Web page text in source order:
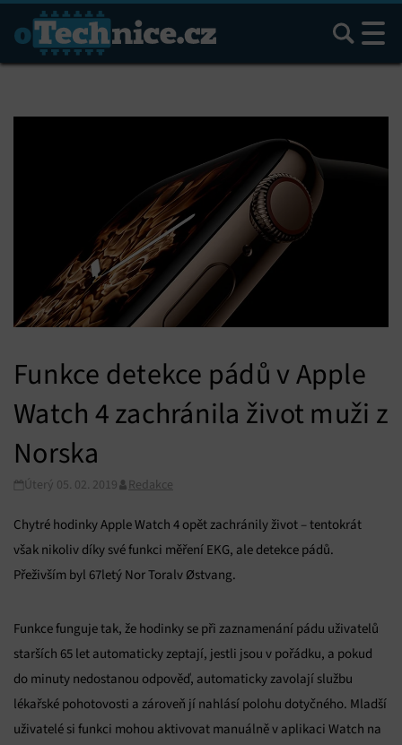
Hledat
Funkce detekce pádů v Apple
Watch 4 zachránila život muži z
Norska
Úterý 05. 02. 2019 Redakce
Chytré hodinky Apple Watch 4 opět zachránily život – tentokrát
však nikoliv díky své funkci měření EKG, ale detekce pádů.
Přeživším byl 67letý Nor Toralv Østvang.
Funkce funguje tak, že hodinky se při zaznamenání pádu uživatelů
starších 65 let automaticky zeptají, jestli jsou v pořádku, a pokud
do minuty nedostanou odpověď, automaticky zavolají službu
lékařské pohotovosti a zároveň jí nahlásí polohu dotyčného. Mladší
uživatelé si funkci mohou aktivovat manuálně v aplikaci Watch na